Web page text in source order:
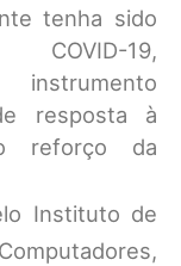
tenha sido
19,
resposta à
reforço da
Instituto de